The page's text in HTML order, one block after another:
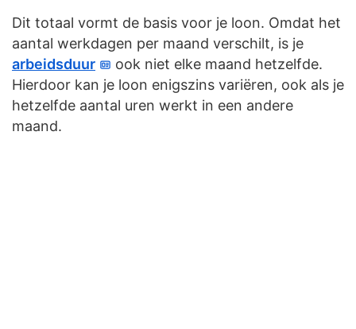
Dit totaal vormt de basis voor je loon. Omdat het
aantal werkdagen per maand verschilt, is je
arbeidsduur
ook niet elke maand hetzelfde.
Hierdoor kan je loon enigszins variëren, ook als je
hetzelfde aantal uren werkt in een andere
maand.